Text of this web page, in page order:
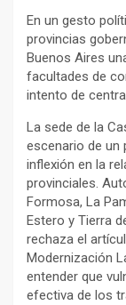
En un gesto
provincias
Buenos Aires
facultades de
intento de
La sede de la
escenario de un
inflexión en la
provinciales.
Formosa, La
Estero y Tierra
rechaza el
Modernización
entender que
efectiva de los